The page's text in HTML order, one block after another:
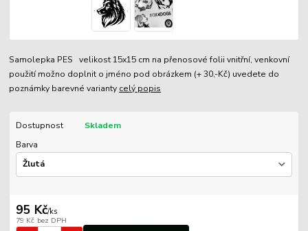
Samolepka PES velikost 15x15 cm na přenosové folii vnitřní, venkovní
použití možno doplnit o jméno pod obrázkem (+ 30,-Kč) uvedete do
poznámky barevné varianty celý popis
Dostupnost
Skladem
Barva
95 Kč/ks
79 Kč bez DPH